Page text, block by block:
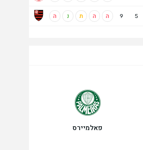
5
9 ה ה ת נ ה
פאלמיירס